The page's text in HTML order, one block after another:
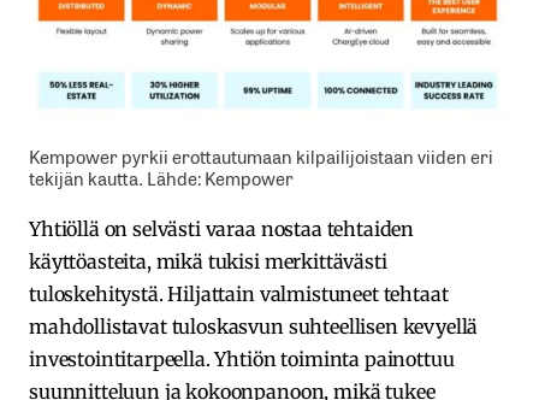
Kempower pyrkii erottautumaan kilpailijoistaan viiden eri
tekijän kautta. Lähde: Kempower
Yhtiöllä on selvästi varaa nostaa tehtaiden
käyttöasteita, mikä tukisi merkittävästi
tuloskehitystä. Hiljattain valmistuneet tehtaat
mahdollistavat tuloskasvun suhteellisen kevyellä
investointitarpeella. Yhtiön toiminta painottuu
suunnitteluun ja kokoonpanoon, mikä tukee